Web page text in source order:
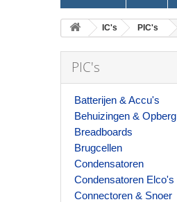
IC's PIC's
PIC's
Batterijen & Accu's
Behuizingen & Opberg
Breadboards
Brugcellen
Condensatoren
Condensatoren Elco's
Connectoren & Snoer